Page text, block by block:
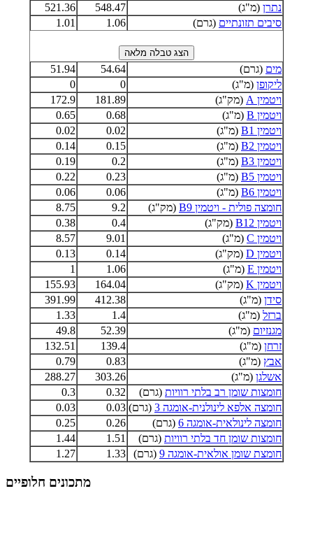
נתרן (מ"ג) 548.47
521.36
סיבים תזונתיים (גרם) 1.06
1.01
מים (גרם) 54.64
51.94
ליקופן (מ"ג) 0
0
ויטמין A
(מק"ג) 181.89
172.9
ויטמין B
(מ"ג) 0.68
0.65
ויטמין B1
(מ"ג) 0.02
0.02
ויטמין B2
(מ"ג) 0.15
0.14
ויטמין B3
(מ"ג) 0.2
0.19
ויטמין B5
(מ"ג) 0.23
0.22
ויטמין B6
(מ"ג) 0.06
0.06
חומצה פולית - ויטמין B9
(מק"ג) 9.2
8.75
ויטמין B12
(מק"ג) 0.4
0.38
ויטמין C
(מ"ג) 9.01
8.57
ויטמין D
(מק"ג) 0.14
0.13
ויטמין E
(מ"ג) 1.06
1
ויטמין K
(מק"ג) 164.04
155.93
סידן (מ"ג) 412.38
391.99
ברזל (מ"ג) 1.4
1.33
מגנזיום (מ"ג) 52.39
49.8
זרחן (מ"ג) 139.4
132.51
אבץ (מ"ג) 0.83
0.79
אשלגן (מ"ג) 303.26
288.27
חומצות שומן רב בלתי רוויות (גרם) 0.32
0.3
חומצה אלפא לינולנית-אומגה 3
(גרם) 0.03
0.03
חומצה לינולאית-אומגה 6
(גרם) 0.26
0.25
חומצות שומן חד בלתי רוויות (גרם) 1.51
1.44
חומצת שומן אולאית-אומגה 9
(גרם) 1.33
1.27
מתכונים חלופיים